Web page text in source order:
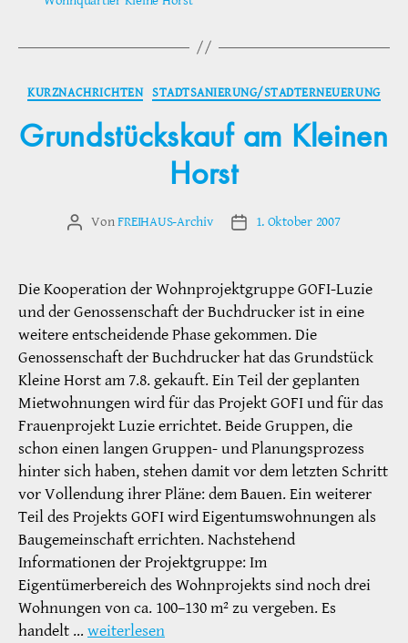
Kategorien
KURZNACHRICHTEN STADTSANIERUNG/STADTERNEUERUNG
Grundstückskauf am Kleinen
Horst
Beitragsautor
VonFREIHAUS-Archiv Veröffentlichungsdatum
1. Oktober 2007
Die Kooperation der Wohnprojektgruppe GOFI-Luzie
und der Genossenschaft der Buchdrucker ist in eine
weitere entscheidende Phase gekommen. Die
Genossenschaft der Buchdrucker hat das Grundstück
Kleine Horst am 7.8. gekauft. Ein Teil der geplanten
Mietwohnungen wird für das Projekt GOFI und für das
Frauenprojekt Luzie errichtet. Beide Gruppen, die
schon einen langen Gruppen- und Planungsprozess
hinter sich haben, stehen damit vor dem letzten Schritt
vor Vollendung ihrer Pläne: dem Bauen. Ein weiterer
Teil des Projekts GOFI wird Eigentumswohnungen als
Baugemeinschaft errichten. Nachstehend
Informationen der Projektgruppe: Im
Eigentümerbereich des Wohnprojekts sind noch drei
Wohnungen von ca. 100–130 m² zu vergeben. Es
handelt … weiterlesen